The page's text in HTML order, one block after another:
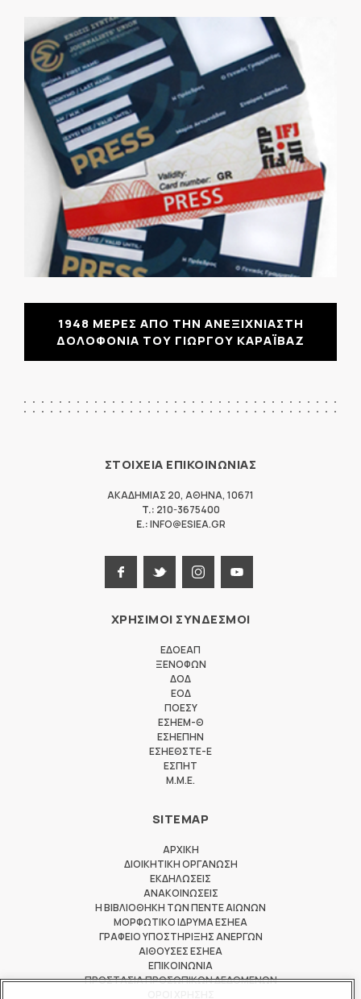
1948 ΜΕΡΕΣ ΑΠΟ ΤΗΝ ΑΝΕΞΙΧΝΙΑΣΤΗ
ΔΟΛΟΦΟΝΙΑ ΤΟΥ ΓΙΩΡΓΟΥ ΚΑΡΑΪΒΑΖ
ΣΤΟΙΧΕΙΑ ΕΠΙΚΟΙΝΩΝΙΑΣ
ΑΚΑΔΗΜΙΑΣ 20, ΑΘΗΝΑ, 10671
T.: 210-3675400
E.:INFO@ESIEA.GR
ΧΡΗΣΙΜΟΙ ΣΥΝΔΕΣΜΟΙ
ΕΔΟΕΑΠ
ΞΕΝΟΦΩΝ
ΔΟΔ
ΕΟΔ
ΠΟΕΣΥ
ΕΣΗΕΜ-Θ
ΕΣΗΕΠΗΝ
ΕΣΗΕΘΣΤΕ-Ε
ΕΣΠΗΤ
M.M.E.
SITEMAP
ΑΡΧΙΚΗ
ΔΙΟΙΚΗΤΙΚΗ ΟΡΓΑΝΩΣΗ
ΕΚΔΗΛΩΣΕΙΣ
ΑΝΑΚΟΙΝΩΣΕΙΣ
Η ΒΙΒΛΙΟΘΗΚΗ ΤΩΝ ΠΕΝΤΕ ΑΙΩΝΩΝ
ΜΟΡΦΩΤΙΚΟ ΙΔΡΥΜΑ ΕΣΗΕΑ
ΓΡΑΦΕΙΟ ΥΠΟΣΤΗΡΙΞΗΣ ΑΝΕΡΓΩΝ
ΑΙΘΟΥΣΕΣ ΕΣΗΕΑ
ΕΠΙΚΟΙΝΩΝΙΑ
ΠΡΟΣΤΑΣΙΑ ΠΡΟΣΩΠΙΚΩΝ ΔΕΔΟΜΕΝΩΝ